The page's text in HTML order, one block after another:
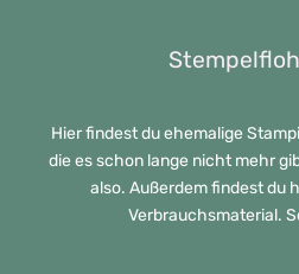
Hier findest du ehemalige
die es schon lange nicht mehr
also. Außerdem findest du
Verbrauchsmaterial.